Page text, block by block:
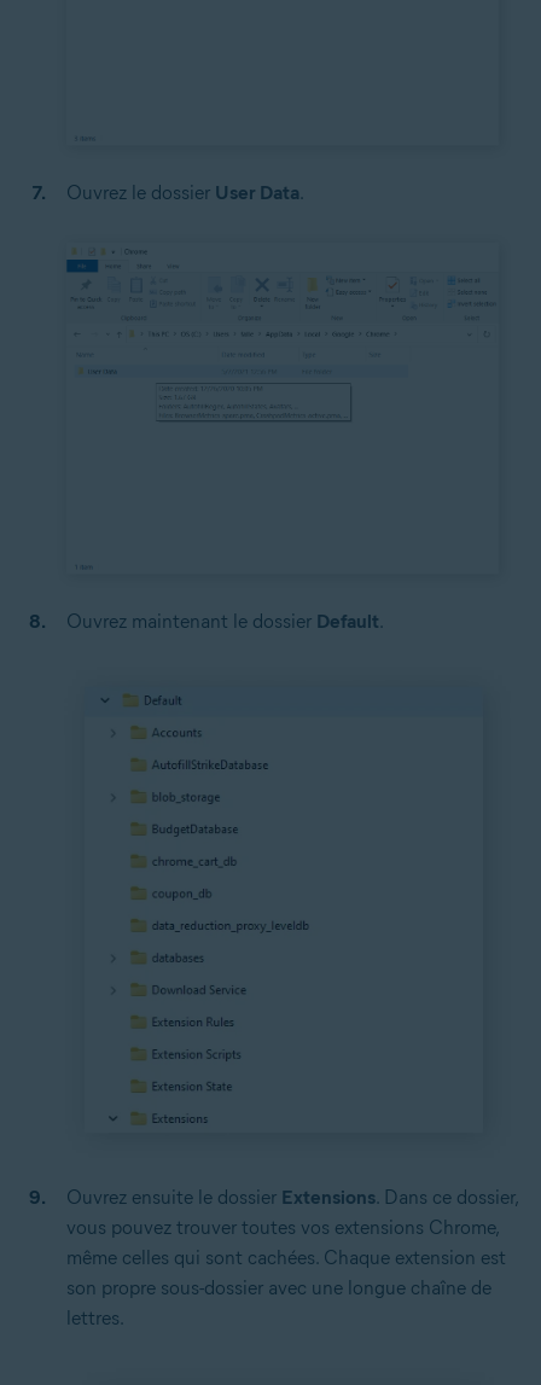
Ouvrez le dossier User Data.
Ouvrez maintenant le dossier Default.
Ouvrez ensuite le dossier Extensions. Dans ce dossier,
vous pouvez trouver toutes vos extensions Chrome,
même celles qui sont cachées. Chaque extension est
son propre sous-dossier avec une longue chaîne de
lettres.